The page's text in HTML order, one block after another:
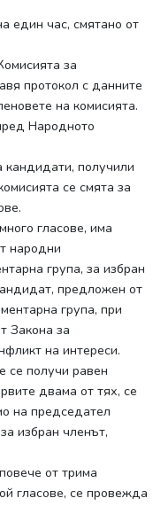
един час, смятано от
за
протокол с данните
на комисията.
Народното
кандидати, получили
се смята за
гласове, има
народни
група, за избран
предложен от
група, при
Закона за
на интереси.
се получи равен
двама от тях, се
на председател
избран членът,
от трима
гласове, се провежда